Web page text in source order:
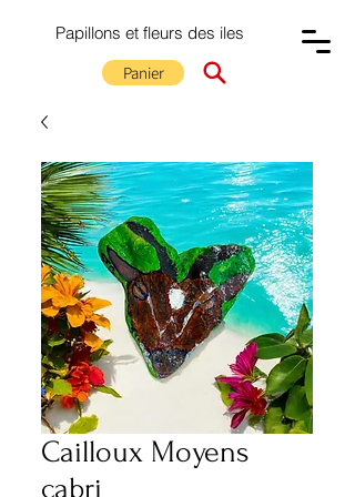
Papillons et fleurs des iles
Panier
Cailloux Moyens
cabri